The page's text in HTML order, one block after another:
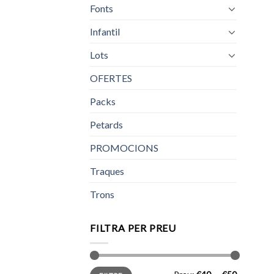
Fonts
Infantil
Lots
OFERTES
Packs
Petards
PROMOCIONS
Traques
Trons
FILTRA PER PREU
Preu
Preu